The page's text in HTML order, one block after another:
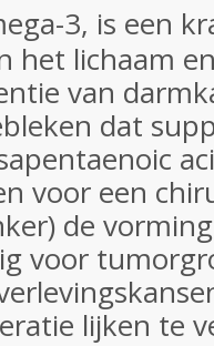
3, is een
het lichaam
van
dat
voor een
de
voor
lijken te